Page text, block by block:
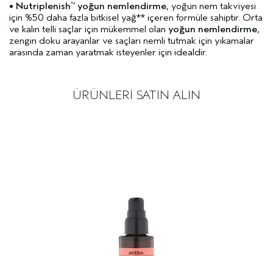
• Nutriplenish™ yoğun nemlendirme, yoğun nem takviyesi
için %50 daha fazla bitkisel yağ** içeren formüle sahiptir. Orta
ve kalın telli saçlar için mükemmel olan yoğun nemlendirme,
zengin doku arayanlar ve saçları nemli tutmak için yıkamalar
arasında zaman yaratmak isteyenler için idealdir.
ÜRÜNLERİ SATIN ALIN